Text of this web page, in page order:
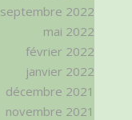
septembre 2022
mai 2022
février 2022
janvier 2022
décembre 2021
novembre 2021